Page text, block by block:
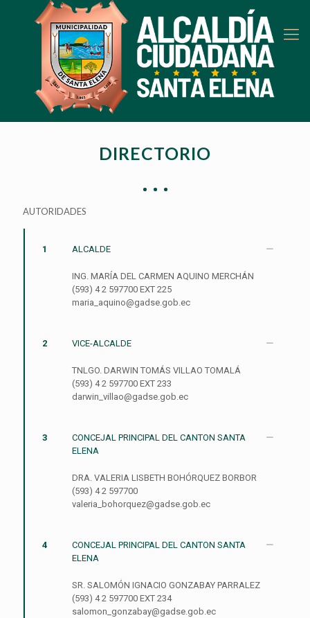
DIRECTORIO
AUTORIDADES
1 ALCALDE
ING. MARÍA DEL CARMEN AQUINO MERCHÁN
(593) 4 2 597700 EXT 225
maria_aquino@gadse.gob.ec
2 VICE-ALCALDE
TNLGO. DARWIN TOMÁS VILLAO TOMALÁ
(593) 4 2 597700 EXT 233
darwin_villao@gadse.gob.ec
3
CONCEJAL PRINCIPAL DEL CANTON SANTA
ELENA
DRA. VALERIA LISBETH BOHÓRQUEZ BORBOR
(593) 4 2 597700
valeria_bohorquez@gadse.gob.ec
4
CONCEJAL PRINCIPAL DEL CANTON SANTA
ELENA
SR. SALOMÓN IGNACIO GONZABAY PARRALEZ
(593) 4 2 597700 EXT 234
salomon_gonzabay@gadse.gob.ec